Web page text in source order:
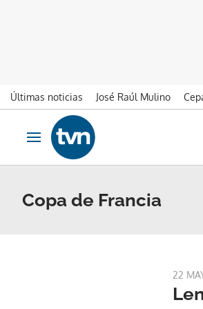
Últimas noticias José Raúl Mulino
Ir al contenido
Obrir navegació
Copa de Francia
22